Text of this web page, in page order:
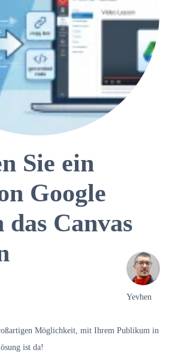
Sie ein
Google
Canvas
Yevhen
Möglichkeit, mit Ihrem Publikum in
ist da!